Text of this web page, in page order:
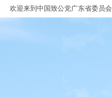
欢迎来到中国致公党广东省委员会